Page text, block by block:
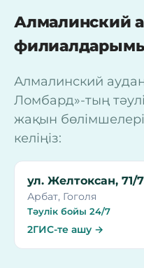
Алмалинский
Алмалинский
Ломбард»-тың
жақын
келіңіз:
ул. Желтоксан, 71/
Арбат, Гоголя
Тәулік бойы 24/7
2ГИС-те ашу →